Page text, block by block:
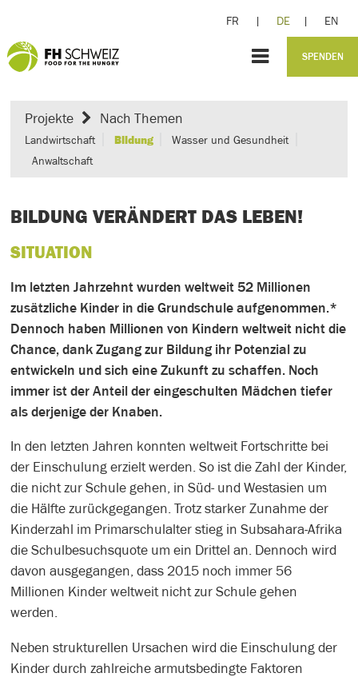
FR | DE | EN
SPENDEN
Projekte Nach Themen
Landwirtschaft Bildung
Wasser und Gesundheit
Anwaltschaft
BILDUNG VERÄNDERT DAS LEBEN!
SITUATION
Im letzten Jahrzehnt wurden weltweit 52 Millionen
zusätzliche Kinder in die Grundschule aufgenommen.*
Dennoch haben Millionen von Kindern weltweit nicht die
Chance, dank Zugang zur Bildung ihr Potenzial zu
entwickeln und sich eine Zukunft zu schaffen. Noch
immer ist der Anteil der eingeschulten Mädchen tiefer
als derjenige der Knaben.
In den letzten Jahren konnten weltweit Fortschritte bei
der Einschulung erzielt werden. So ist die Zahl der Kinder,
die nicht zur Schule gehen, in Süd- und Westasien um
die Hälfte zurückgegangen. Trotz starker Zunahme der
Kinderzahl im Primarschulalter stieg in Subsahara-Afrika
die Schulbesuchsquote um ein Drittel an. Dennoch wird
davon ausgegangen, dass 2015 noch immer 56
Millionen Kinder weltweit nicht zur Schule gehen
werden.
Neben strukturellen Ursachen wird die Einschulung der
Kinder durch zahlreiche armutsbedingte Faktoren